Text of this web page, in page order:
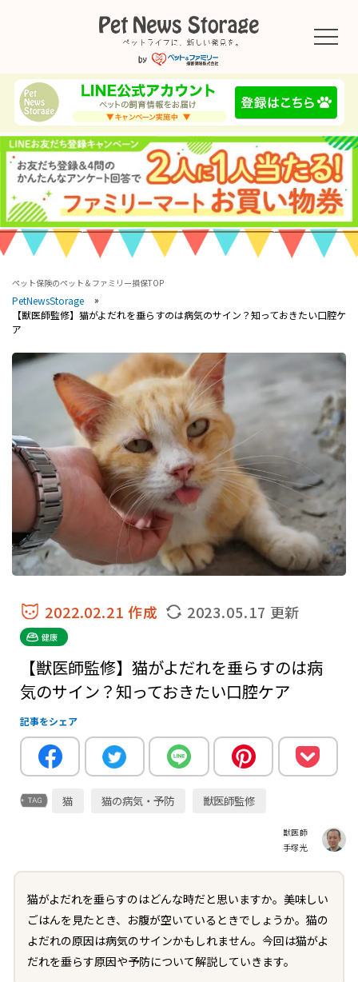
ペット保険のペット＆ファミリー損保TOP
PetNewsStorage
【獣医師監修】猫がよだれを垂らすのは病気のサイン？知っておきたい口腔ケ
ア
2022.02.21 作成 2023.05.17 更新
健康
【獣医師監修】猫がよだれを垂らすのは病
気のサイン？知っておきたい口腔ケア
記事をシェア
猫 猫の病気・予防 獣医師監修
獣医師
手塚光
猫がよだれを垂らすのはどんな時だと思いますか。美味しい
ごはんを見たとき、お腹が空いているときでしょうか。猫の
よだれの原因は病気のサインかもしれません。今回は猫がよ
だれを垂らす原因や予防について解説していきます。